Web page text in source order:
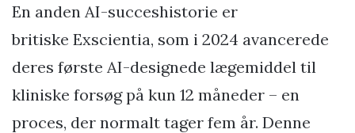
En anden AI-succeshistorie er
britiske Exscientia, som i 2024 avancerede
deres første AI-designede lægemiddel til
kliniske forsøg på kun 12 måneder – en
proces, der normalt tager fem år. Denne